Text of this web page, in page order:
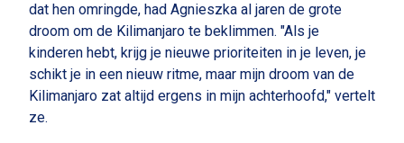
dat hen omringde, had Agnieszka al jaren de grote
droom om de Kilimanjaro te beklimmen. "Als je
kinderen hebt, krijg je nieuwe prioriteiten in je leven, je
schikt je in een nieuw ritme, maar mijn droom van de
Kilimanjaro zat altijd ergens in mijn achterhoofd," vertelt
ze.